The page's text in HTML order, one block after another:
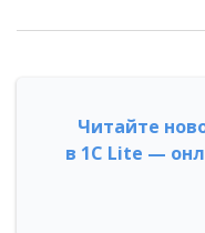
Читайте
в 1С Lite —